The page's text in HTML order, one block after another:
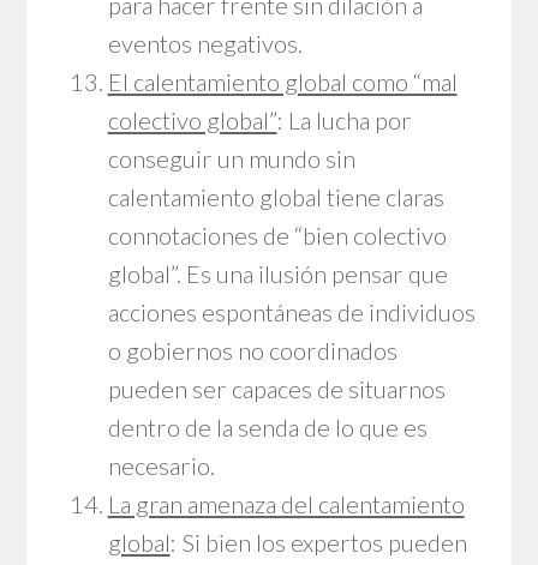
eventos negativos.
El calentamiento global como “mal
colectivo global”: La lucha por
conseguir un mundo sin
calentamiento global tiene claras
connotaciones de “bien colectivo
global”. Es una ilusión pensar que
acciones espontáneas de individuos
o gobiernos no coordinados
pueden ser capaces de situarnos
dentro de la senda de lo que es
necesario.
La gran amenaza del calentamiento
global: Si bien los expertos pueden